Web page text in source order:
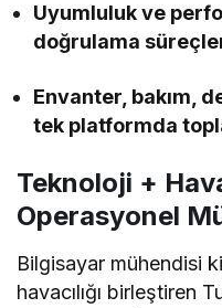
Uyumluluk ve
doğrulama
Envanter, bakım,
tek platformda
Teknoloji +
Operasyonel
Bilgisayar mühendisi
havacılığı birleştiren